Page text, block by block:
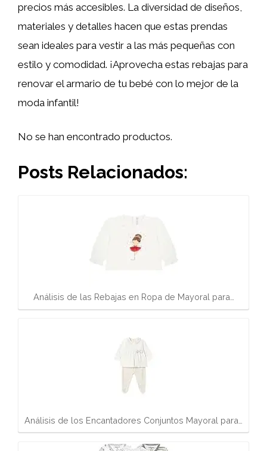
precios más accesibles. La diversidad de diseños,
materiales y detalles hacen que estas prendas
sean ideales para vestir a las más pequeñas con
estilo y comodidad. ¡Aprovecha estas rebajas para
renovar el armario de tu bebé con lo mejor de la
moda infantil!
No se han encontrado productos.
Posts Relacionados:
Análisis de las Rebajas en Ropa de Mayoral para…
Análisis de los Encantadores Conjuntos Mayoral para…